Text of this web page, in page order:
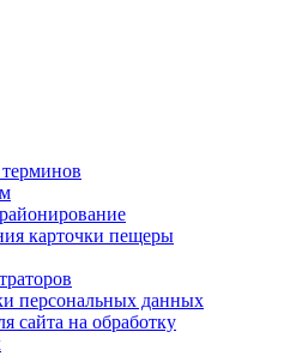
карточки пещеры
персональных данных
сайта на обработку